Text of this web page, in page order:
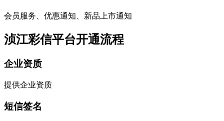
会员服务、优惠通知、新品上市通知
浈江彩信平台开通流程
企业资质
提供企业资质
短信签名